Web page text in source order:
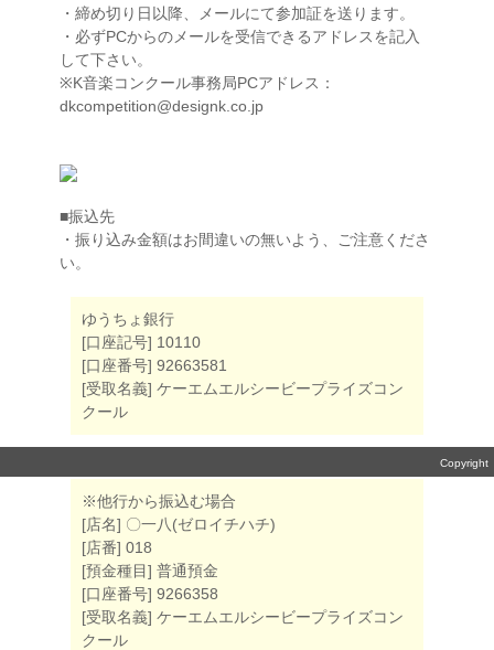
・締め切り日以降、メールにて参加証を送ります。
・必ずPCからのメールを受信できるアドレスを記入
して下さい。
※K音楽コンクール事務局PCアドレス：
dkcompetition@designk.co.jp
■振込先
・振り込み金額はお間違いの無いよう、ご注意くださ
い。
ゆうちょ銀行
[口座記号] 10110
[口座番号] 92663581
[受取名義] ケーエムエルシービープライズコン
クール
※他行から振込む場合
[店名] 〇一八(ゼロイチハチ)
[店番] 018
[預金種目] 普通預金
[口座番号] 9266358
[受取名義] ケーエムエルシービープライズコン
クール
Copyright